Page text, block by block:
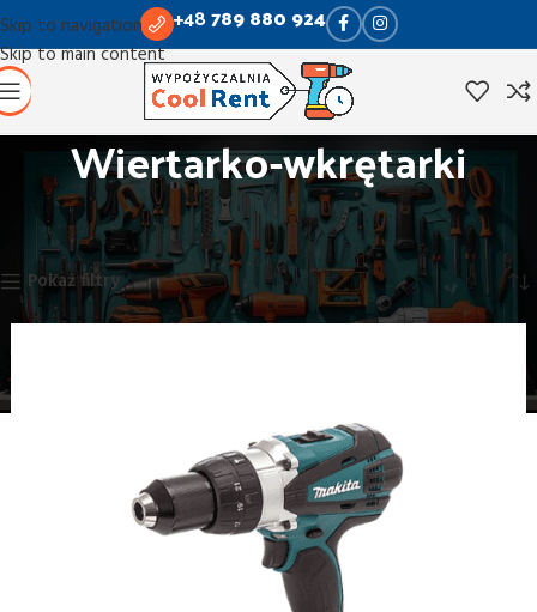
Skip to navigation
Skip to main content
+48789 880 924
Wiertarko-wkrętarki
Strona główna Wiercenie i kucie Wiertarko-wkrętarki
Wyświetlanie wszystkich wyników: 6
Pokaż filtry